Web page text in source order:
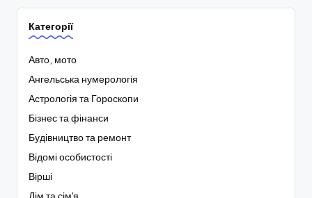
Категорії
Авто, мото
Ангельська нумерологія
Астрологія та Гороскопи
Бізнес та фінанси
Будівництво та ремонт
Відомі особистості
Вірші